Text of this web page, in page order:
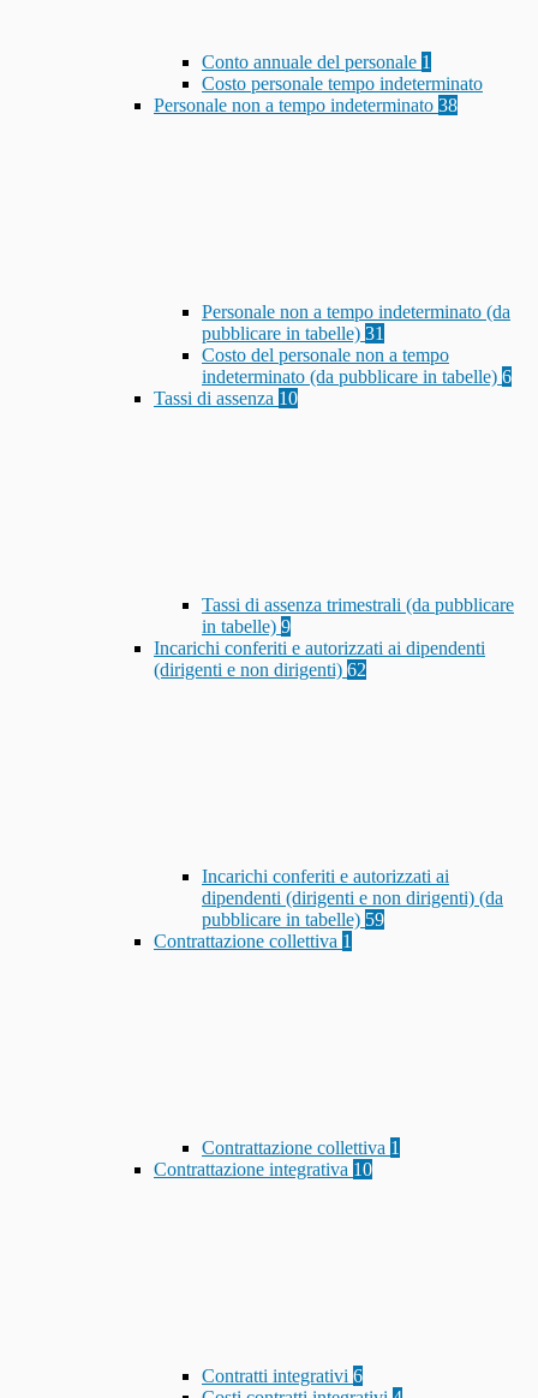
Conto annuale del personale 1
Costo personale tempo indeterminato
Personale non a tempo indeterminato 38
Personale non a tempo indeterminato (da
pubblicare in tabelle) 31
Costo del personale non a tempo
indeterminato (da pubblicare in tabelle) 6
Tassi di assenza 10
Tassi di assenza trimestrali (da pubblicare
in tabelle) 9
Incarichi conferiti e autorizzati ai dipendenti
(dirigenti e non dirigenti) 62
Incarichi conferiti e autorizzati ai
dipendenti (dirigenti e non dirigenti) (da
pubblicare in tabelle) 59
Contrattazione collettiva 1
Contrattazione collettiva 1
Contrattazione integrativa 10
Contratti integrativi 6